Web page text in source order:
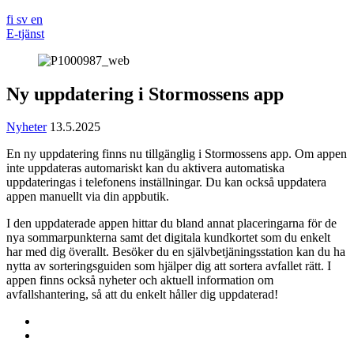
fi sv en
E-tjänst
Ny uppdatering i Stormossens app
Nyheter 13.5.2025
En ny uppdatering finns nu tillgänglig i Stormossens app. Om appen
inte uppdateras automariskt kan du aktivera automatiska
uppdateringas i telefonens inställningar. Du kan också uppdatera
appen manuellt via din appbutik.
I den uppdaterade appen hittar du bland annat placeringarna för de
nya sommarpunkterna samt det digitala kundkortet som du enkelt
har med dig överallt. Besöker du en självbetjäningsstation kan du ha
nytta av sorteringsguiden som hjälper dig att sortera avfallet rätt. I
appen finns också nyheter och aktuell information om
avfallshantering, så att du enkelt håller dig uppdaterad!